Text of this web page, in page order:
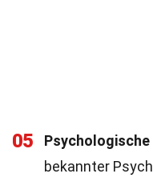
05 Psychologische
bekannter